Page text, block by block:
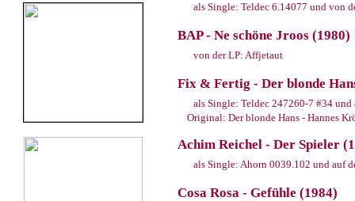
als Single: Teldec 6.14077 und von
BAP - Ne schöne Jroos (1980)
von der LP: Affjetaut
Fix & Fertig - Der blonde
als Single: Teldec 247260-7 #34
Original: Der blonde Hans - Hannes
Achim Reichel - Der Spieler
als Single: Ahorn 0039.102 und auf
Cosa Rosa - Gefühle (1984)